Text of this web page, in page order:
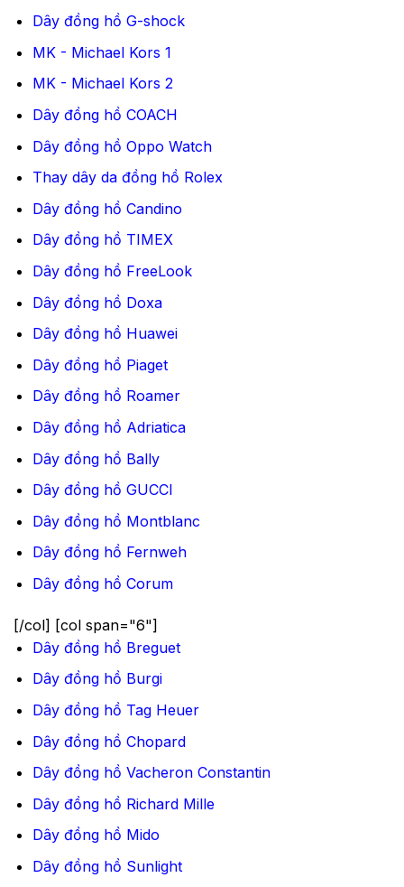
Dây đồng hồ G-shock
MK - Michael Kors 1
MK - Michael Kors 2
Dây đồng hồ COACH
Dây đồng hồ Oppo Watch
Thay dây da đồng hồ Rolex
Dây đồng hồ Candino
Dây đồng hồ TIMEX
Dây đồng hồ FreeLook
Dây đồng hồ Doxa
Dây đồng hồ Huawei
Dây đồng hồ Piaget
Dây đồng hồ Roamer
Dây đồng hồ Adriatica
Dây đồng hồ Bally
Dây đồng hồ GUCCI
Dây đồng hồ Montblanc
Dây đồng hồ Fernweh
Dây đồng hồ Corum
[/col] [col span="6"]
Dây đồng hồ Breguet
Dây đồng hồ Burgi
Dây đồng hồ Tag Heuer
Dây đồng hồ Chopard
Dây đồng hồ Vacheron Constantin
Dây đồng hồ Richard Mille
Dây đồng hồ Mido
Dây đồng hồ Sunlight